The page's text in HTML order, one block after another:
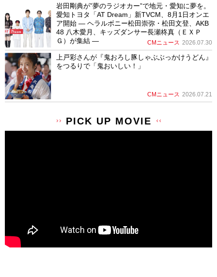
岩田剛典が”夢のラジオカー”で地元・愛知に夢を。
愛知トヨタ「AT Dream」新TVCM、8月1日オンエ
ア開始 ― ヘラルボニー松田崇弥・松田文登、AKB
48 八木愛月、キッズダンサー長瀬柊真（ＥＸＰ
Ｇ）が集結 ―
CMニュース 2026.07.30
上戸彩さんが『鬼おろし豚しゃぶぶっかけうどん』
をつるりで「鬼おいしい！」
CMニュース 2026.07.21
PICK UP MOVIE